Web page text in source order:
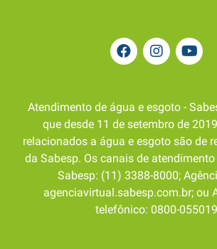
Atendimento de água e esgoto -
que desde 11 de setembro de
relacionados a água e esgoto são de
da Sabesp. Os canais de
Sabesp: (11) 3388-8000;
agenciavirtual.sabesp.com.br; ou
telefônico: 0800-